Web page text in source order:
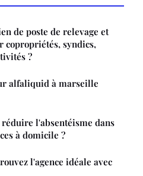
de poste de relevage et
copropriétés, syndics,
?
alfaliquid à marseille
l'absentéisme dans
à domicile ?
l'agence idéale avec